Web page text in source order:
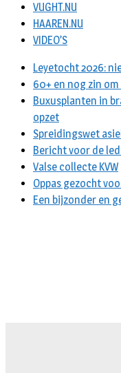
VUGHT.NU
HAAREN.NU
VIDEO’S
Leyetocht 2026:
60+ en nog zin
Buxusplanten in
opzet
Spreidingswet
Bericht voor de
Valse collecte KVW
Oppas gezocht
Een bijzonder en